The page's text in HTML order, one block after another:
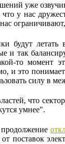
уже
у нас
будут
и так
то момент
и это
силу в
что
умнее".
поставок